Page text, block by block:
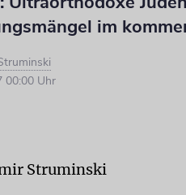
im
00:00 Uhr
Struminski